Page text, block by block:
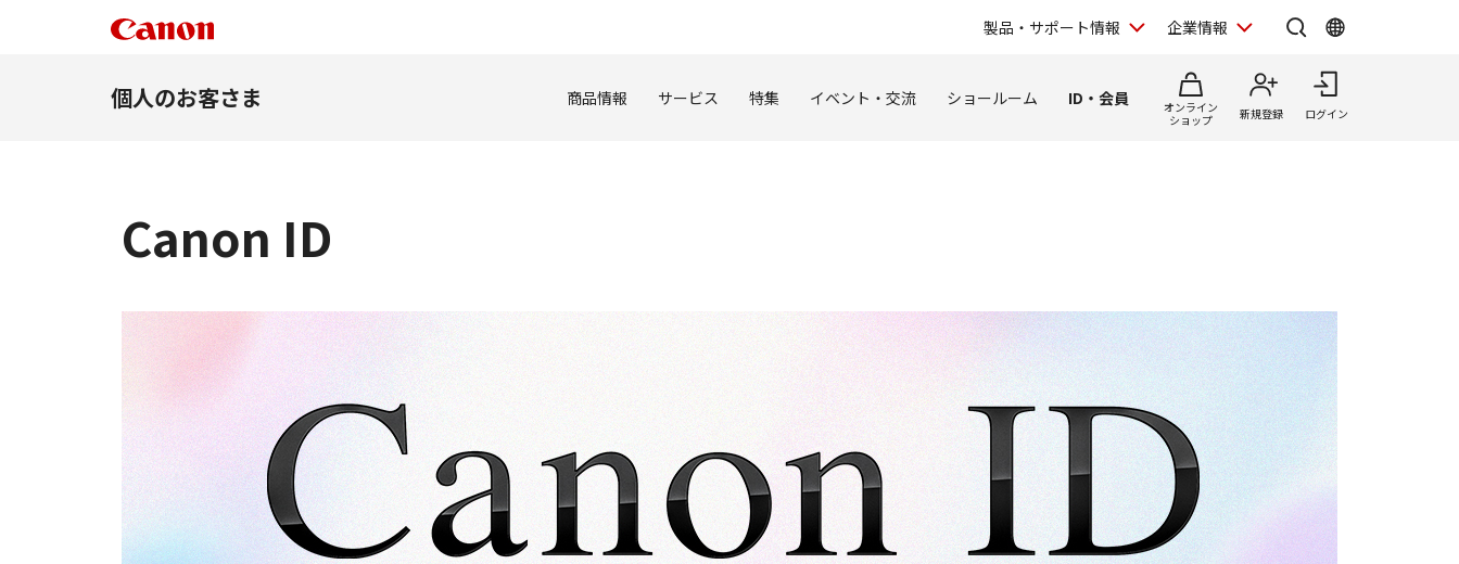
製品・サポート情報 企業情報
個人のお客さま 商品情報 サービス 特集 イベント・交流 ショールーム ID・会員
オンライン
ショップ
新規登録 ログイン
Canon ID